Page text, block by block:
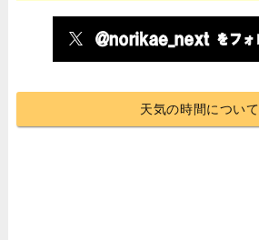
天気の時間について